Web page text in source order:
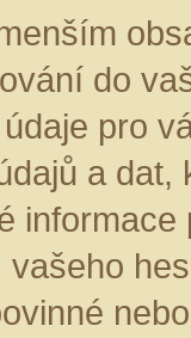
do
pro
a
informace